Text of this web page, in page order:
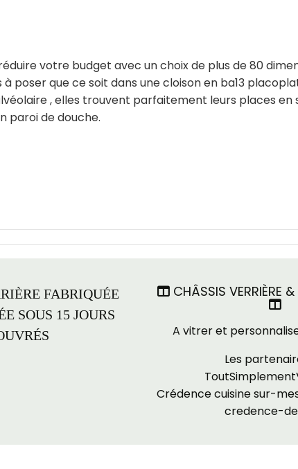
votre budget avec un choix de plus de 80
poser que ce soit dans une cloison en ba13
, elles trouvent parfaitement leurs places en
paroi de douche.
FABRIQUÉE
SOUS 15 JOURS
CHÂSSIS VERRIÈRE &

A vitrer et
Les
Crédence cuisine sur-
credence-